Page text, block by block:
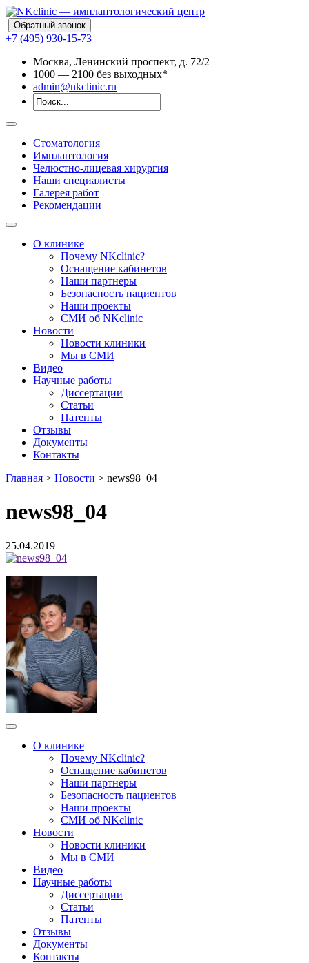
Обратный звонок
+7 (495) 930-15-73
Москва, Ленинский проспект, д. 72/2
1000 — 2100 без выходных*
admin@nkclinic.ru
Стоматология
Имплантология
Челюстно-лицевая хирургия
Наши специалисты
Галерея работ
Рекомендации
О клинике
Почему NKclinic?
Оснащение кабинетов
Наши партнеры
Безопасность пациентов
Наши проекты
СМИ об NKclinic
Новости
Новости клиники
Мы в СМИ
Видео
Научные работы
Диссертации
Статьи
Патенты
Отзывы
Документы
Контакты
Главная > Новости > news98_04
news98_04
25.04.2019
О клинике
Почему NKclinic?
Оснащение кабинетов
Наши партнеры
Безопасность пациентов
Наши проекты
СМИ об NKclinic
Новости
Новости клиники
Мы в СМИ
Видео
Научные работы
Диссертации
Статьи
Патенты
Отзывы
Документы
Контакты